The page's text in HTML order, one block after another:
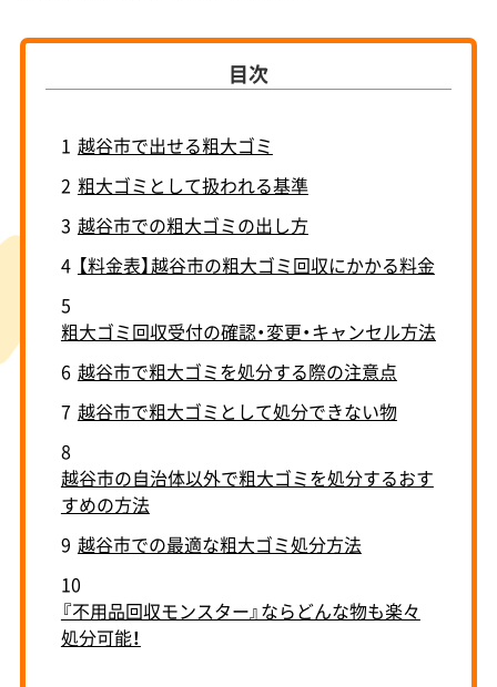
目次
1 越谷市で出せる粗大ゴミ
2 粗大ゴミとして扱われる基準
3 越谷市での粗大ゴミの出し方
4 【料金表】越谷市の粗大ゴミ回収にかかる料金
5
粗大ゴミ回収受付の確認・変更・キャンセル方法
6 越谷市で粗大ゴミを処分する際の注意点
7 越谷市で粗大ゴミとして処分できない物
8
越谷市の自治体以外で粗大ゴミを処分するおす
すめの方法
9 越谷市での最適な粗大ゴミ処分方法
10
『不用品回収モンスター』ならどんな物も楽々
処分可能！